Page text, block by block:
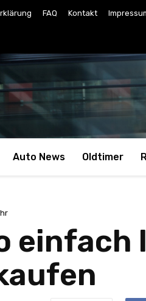
FAQ Kontakt
Auto News Oldtimer